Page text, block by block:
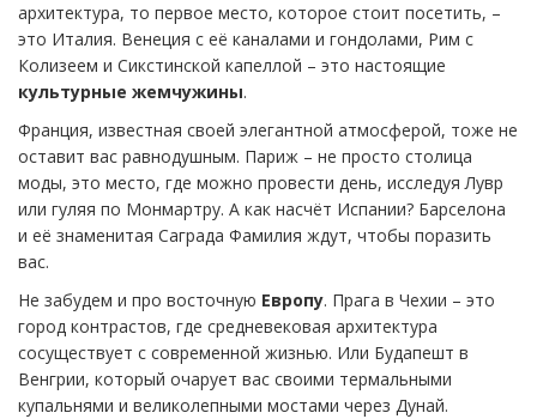
архитектура, то первое место, которое стоит посетить, –
это Италия. Венеция с её каналами и гондолами, Рим с
Колизеем и Сикстинской капеллой – это настоящие
культурные жемчужины.
Франция, известная своей элегантной атмосферой, тоже не
оставит вас равнодушным. Париж – не просто столица
моды, это место, где можно провести день, исследуя Лувр
или гуляя по Монмартру. А как насчёт Испании? Барселона
и её знаменитая Саграда Фамилия ждут, чтобы поразить
вас.
Не забудем и про восточную Европу. Прага в Чехии – это
город контрастов, где средневековая архитектура
сосуществует с современной жизнью. Или Будапешт в
Венгрии, который очарует вас своими термальными
купальнями и великолепными мостами через Дунай.